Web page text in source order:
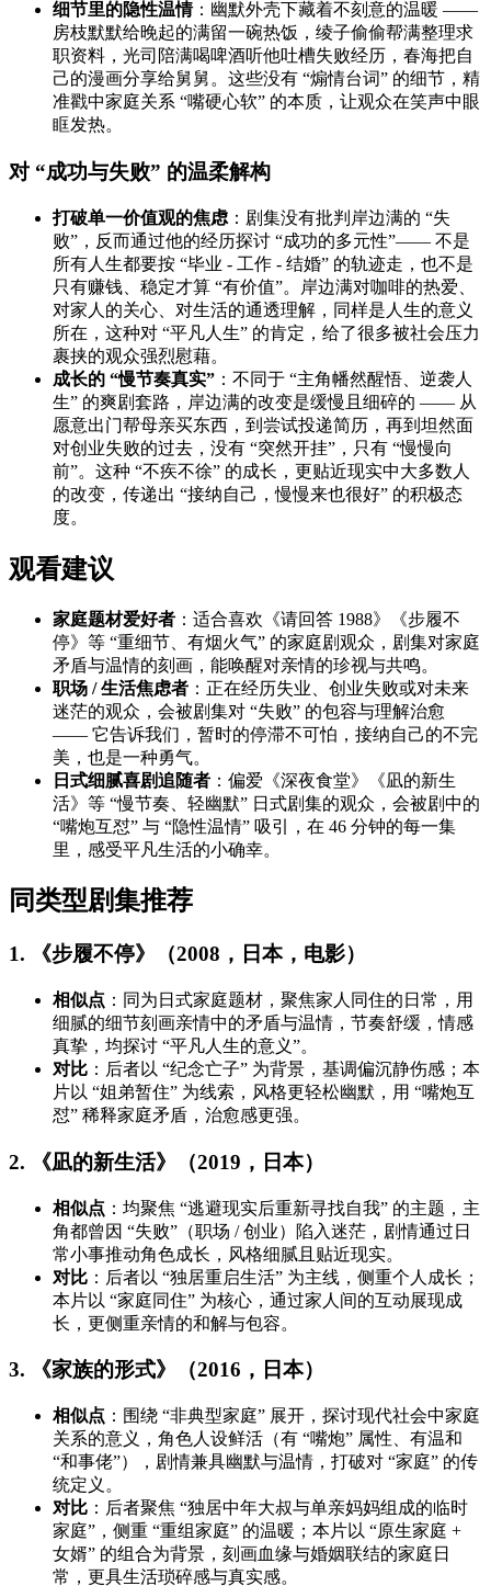
细节里的隐性温情：幽默外壳下藏着不刻意的温暖 ——
房枝默默给晚起的满留一碗热饭，绫子偷偷帮满整理求
职资料，光司陪满喝啤酒听他吐槽失败经历，春海把自
己的漫画分享给舅舅。这些没有 “煽情台词” 的细节，精
准戳中家庭关系 “嘴硬心软” 的本质，让观众在笑声中眼
眶发热。
对 “成功与失败” 的温柔解构
打破单一价值观的焦虑 ：剧集没有批判岸边满的 “失
败”，反而通过他的经历探讨 “成功的多元性”—— 不是
所有人生都要按 “毕业 - 工作 - 结婚” 的轨迹走，也不是
只有赚钱、稳定才算 “有价值”。岸边满对咖啡的热爱、
对家人的关心、对生活的通透理解，同样是人生的意义
所在，这种对 “平凡人生” 的肯定，给了很多被社会压力
裹挟的观众强烈慰藉。
成长的 “慢节奏真实” ：不同于 “主角幡然醒悟、逆袭人
生” 的爽剧套路，岸边满的改变是缓慢且细碎的 —— 从
愿意出门帮母亲买东西，到尝试投递简历，再到坦然面
对创业失败的过去，没有 “突然开挂”，只有 “慢慢向
前”。这种 “不疾不徐” 的成长，更贴近现实中大多数人
的改变，传递出 “接纳自己，慢慢来也很好” 的积极态
度。
观看建议
家庭题材爱好者 ：适合喜欢《请回答 1988》《步履不
停》等 “重细节、有烟火气” 的家庭剧观众，剧集对家庭
矛盾与温情的刻画，能唤醒对亲情的珍视与共鸣。
职场 / 生活焦虑者 ：正在经历失业、创业失败或对未来
迷茫的观众，会被剧集对 “失败” 的包容与理解治愈
—— 它告诉我们，暂时的停滞不可怕，接纳自己的不完
美，也是一种勇气。
日式细腻喜剧追随者 ：偏爱《深夜食堂》《凪的新生
活》等 “慢节奏、轻幽默” 日式剧集的观众，会被剧中的
“嘴炮互怼” 与 “隐性温情” 吸引，在 46 分钟的每一集
里，感受平凡生活的小确幸。
同类型剧集推荐
1. 《步履不停》（2008，日本，电影）
相似点 ：同为日式家庭题材，聚焦家人同住的日常，用
细腻的细节刻画亲情中的矛盾与温情，节奏舒缓，情感
真挚，均探讨 “平凡人生的意义”。
对比 ：后者以 “纪念亡子” 为背景，基调偏沉静伤感；本
片以 “姐弟暂住” 为线索，风格更轻松幽默，用 “嘴炮互
怼” 稀释家庭矛盾，治愈感更强。
2. 《凪的新生活》（2019，日本）
相似点 ：均聚焦 “逃避现实后重新寻找自我” 的主题，主
角都曾因 “失败”（职场 / 创业）陷入迷茫，剧情通过日
常小事推动角色成长，风格细腻且贴近现实。
对比 ：后者以 “独居重启生活” 为主线，侧重个人成长；
本片以 “家庭同住” 为核心，通过家人间的互动展现成
长，更侧重亲情的和解与包容。
3. 《家族的形式》（2016，日本）
相似点 ：围绕 “非典型家庭” 展开，探讨现代社会中家庭
关系的意义，角色人设鲜活（有 “嘴炮” 属性、有温和
“和事佬”），剧情兼具幽默与温情，打破对 “家庭” 的传
统定义。
对比 ：后者聚焦 “独居中年大叔与单亲妈妈组成的临时
家庭”，侧重 “重组家庭” 的温暖；本片以 “原生家庭 +
女婿” 的组合为背景，刻画血缘与婚姻联结的家庭日
常，更具生活琐碎感与真实感。